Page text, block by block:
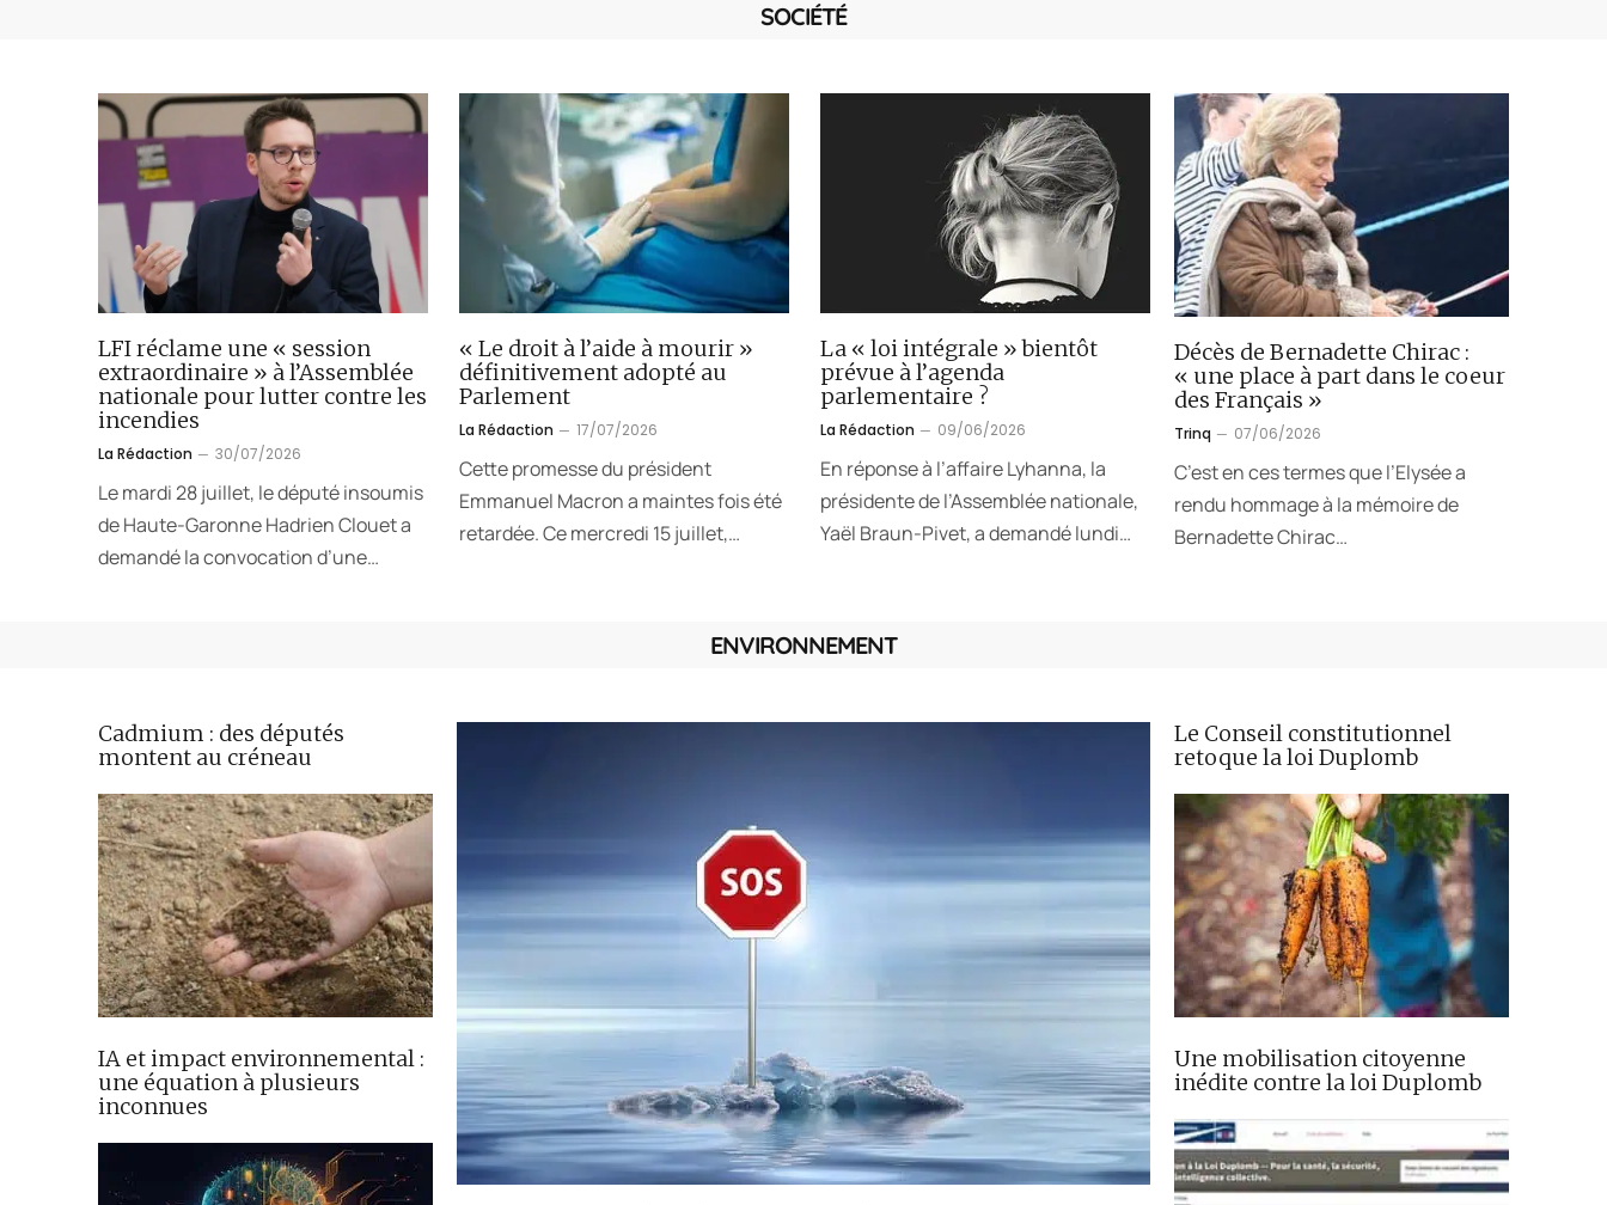
SOCIÉTÉ
LFI réclame une « session
extraordinaire » à l’Assemblée
nationale pour lutter contre les
incendies
La Rédaction 30/07/2026
Le mardi 28 juillet, le député insoumis
de Haute-Garonne Hadrien Clouet a
demandé la convocation d’une…
« Le droit à l’aide à mourir »
définitivement adopté au
Parlement
La Rédaction 17/07/2026
Cette promesse du président
Emmanuel Macron a maintes fois été
retardée. Ce mercredi 15 juillet,…
La « loi intégrale » bientôt
prévue à l’agenda
parlementaire ?
La Rédaction 09/06/2026
En réponse à l’affaire Lyhanna, la
présidente de l’Assemblée nationale,
Yaël Braun-Pivet, a demandé lundi…
Décès de Bernadette Chirac :
« une place à part dans le coeur
des Français »
Trinq 07/06/2026
C’est en ces termes que l’Elysée a
rendu hommage à la mémoire de
Bernadette Chirac…
ENVIRONNEMENT
Cadmium : des députés
montent au créneau
IA et impact environnemental :
une équation à plusieurs
inconnues
Le Conseil constitutionnel
retoque la loi Duplomb
Une mobilisation citoyenne
inédite contre la loi Duplomb